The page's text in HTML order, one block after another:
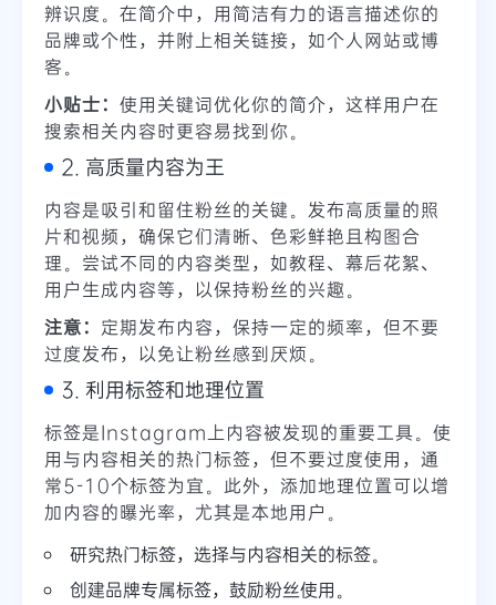
辨识度。在简介中，用简洁有力的语言描述你的
品牌或个性，并附上相关链接，如个人网站或博
客。
小贴士： 使用关键词优化你的简介，这样用户在
搜索相关内容时更容易找到你。
2. 高质量内容为王
内容是吸引和留住粉丝的关键。发布高质量的照
片和视频，确保它们清晰、色彩鲜艳且构图合
理。尝试不同的内容类型，如教程、幕后花絮、
用户生成内容等，以保持粉丝的兴趣。
注意： 定期发布内容，保持一定的频率，但不要
过度发布，以免让粉丝感到厌烦。
3. 利用标签和地理位置
标签是Instagram上内容被发现的重要工具。使
用与内容相关的热门标签，但不要过度使用，通
常5-10个标签为宜。此外，添加地理位置可以增
加内容的曝光率，尤其是本地用户。
研究热门标签，选择与内容相关的标签。
创建品牌专属标签，鼓励粉丝使用。